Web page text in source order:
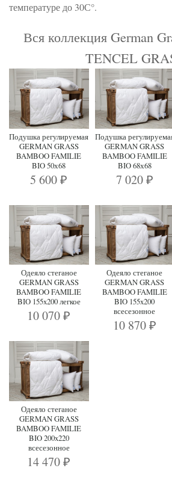
температуре до 30С°.
Вся коллекция German
TENCEL
Подушка регулируемая
GERMAN GRASS
BAMBOO FAMILIE
BIO 50х68
5 600₽
Подушка
GERMAN GRASS
BAMBOO FAMILIE
BIO 68х68
7 020 ₽
Одеяло стеганое
GERMAN GRASS
BAMBOO FAMILIE
BIO 155x200 легкое
10 070₽
Одеяло стеганое
GERMAN GRASS
BAMBOO FAMILIE
BIO 155x200
всесезонное
10 870 ₽
Одеяло стеганое
GERMAN GRASS
BAMBOO FAMILIE
BIO 200x220
всесезонное
14 470₽